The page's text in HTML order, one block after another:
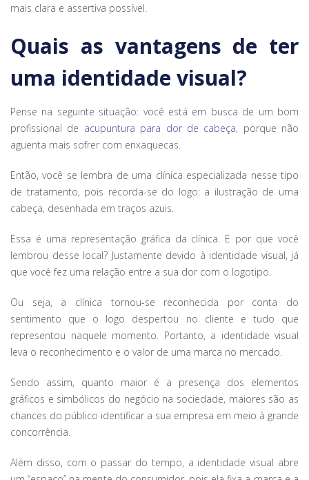
mais clara e assertiva possível.
Quais as vantagens de ter
uma identidade visual?
Pense na seguinte situação: você está em busca de um bom
profissional de acupuntura para dor de cabeça, porque não
aguenta mais sofrer com enxaquecas.
Então, você se lembra de uma clínica especializada nesse tipo
de tratamento, pois recorda-se do logo: a ilustração de uma
cabeça, desenhada em traços azuis.
Essa é uma representação gráfica da clínica. E por que você
lembrou desse local? Justamente devido à identidade visual, já
que você fez uma relação entre a sua dor com o logotipo.
Ou seja, a clínica tornou-se reconhecida por conta do
sentimento que o logo despertou no cliente e tudo que
representou naquele momento. Portanto, a identidade visual
leva o reconhecimento e o valor de uma marca no mercado.
Sendo assim, quanto maior é a presença dos elementos
gráficos e simbólicos do negócio na sociedade, maiores são as
chances do público identificar a sua empresa em meio à grande
concorrência.
Além disso, com o passar do tempo, a identidade visual abre